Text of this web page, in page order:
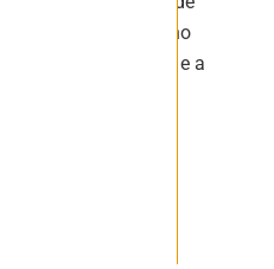
PAC), do governo
a pesquisa e a